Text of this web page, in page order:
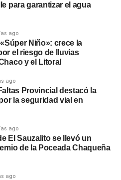
para garantizar el agua
ago
Niño»: crece la
el riesgo de lluvias
y el Litoral
ago
Provincial destacó la
la seguridad vial en
ago
El Sauzalito se llevó un
de la Poceada Chaqueña
ago